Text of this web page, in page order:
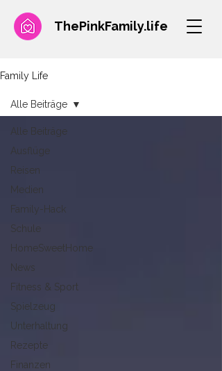
ThePinkFamily.life
Family Life
Alle Beiträge
Ausflüge
Reisen
Medien
Family-Hack
Schule
HomeSweetHome
News
Fitness & Sport
Spielzeug
Unterhaltung
Rezepte
Finanzen
Alle Beiträge